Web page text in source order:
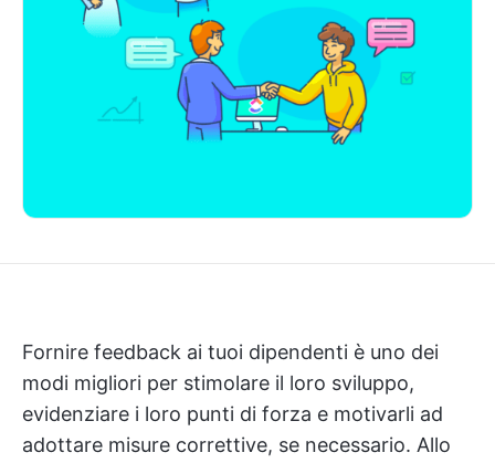
Fornire feedback ai tuoi dipendenti è uno dei
modi migliori per stimolare il loro sviluppo,
evidenziare i loro punti di forza e motivarli ad
adottare misure correttive, se necessario. Allo